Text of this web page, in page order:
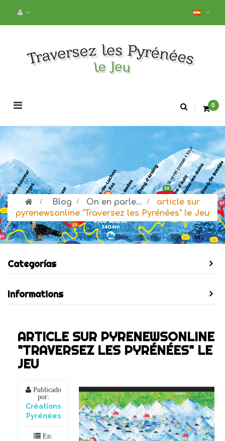
Navegación
palanca
0
> Blog > On en parle... >
article sur
pyrenewsonline "Traversez les Pyrénées" le Jeu
Categorías
Informations
ARTICLE SUR PYRENEWSONLINE
"TRAVERSEZ LES PYRÉNÉES" LE
JEU
Publicado
por:
Créations
Pyrénées
En: